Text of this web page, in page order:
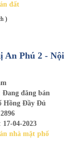
đất
)
An Phú 2 - Nội
Đang đăng bán
Hồng Đầy Đủ
2896
17-04-2023
nhà mặt phố